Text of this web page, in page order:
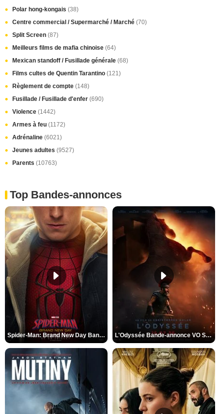
Polar hong-kongais (38)
Centre commercial / Supermarché / Marché (70)
Split Screen (87)
Meilleurs films de mafia chinoise (64)
Mexican standoff / Fusillade générale (68)
Films cultes de Quentin Tarantino (121)
Règlement de compte (148)
Fusillade / Fusillade d'enfer (690)
Violence (1442)
Armes à feu (1172)
Adrénaline (6021)
Jeunes adultes (9527)
Parents (10763)
Top Bandes-annonces
Spider-Man: Brand New Day Bande-annonce VO STFR L'Odyssée Bande-annonce VO STFR